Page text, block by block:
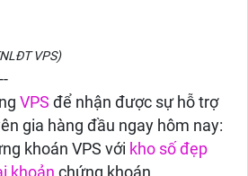
VPS)
VPS để nhận được sự hỗ trợ
gia hàng đầu ngay hôm nay:
khoán VPS với kho số đẹp
khoản chứng khoán